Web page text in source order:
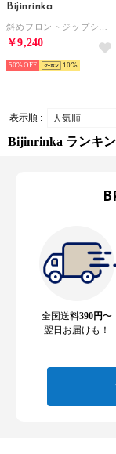
Bijinrinka
斜めフロントジップショートブーツ （トープ）
￥9,240
50% 10
表示順 :
Bijinrinka ランキ
全国送料390円〜
翌日お届けも！